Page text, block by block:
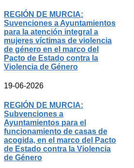
REGIÓN DE MURCIA:
Suvenciones a Ayuntamientos
para la atención integral a
mujeres víctimas de violencia
de género en el marco del
Pacto de Estado contra la
Violencia de Género
19-06-2026
REGIÓN DE MURCIA:
Subvenciones a
Ayuntamientos para el
funcionamiento de casas de
acogida, en el marco del Pacto
de Estado contra la Violencia
de Género